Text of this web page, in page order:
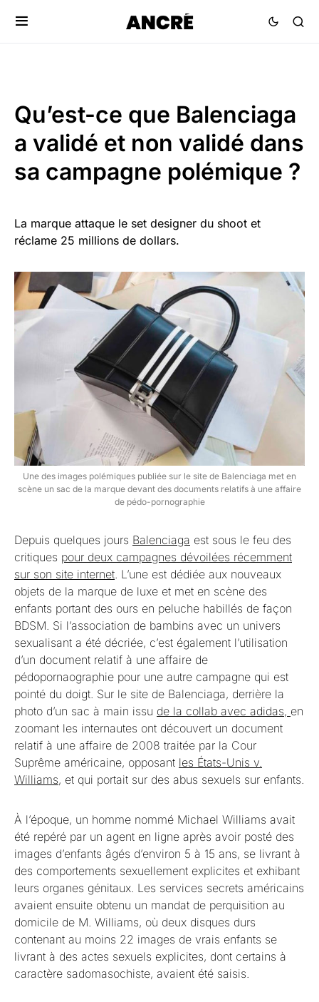
Qu’est-ce que Balenciaga
a validé et non validé dans
sa campagne polémique ?
La marque attaque le set designer du shoot et
réclame 25 millions de dollars.
Une des images polémiques publiée sur le site de Balenciaga met en
scène un sac de la marque devant des documents relatifs à une affaire
de pédo-pornographie
Depuis quelques jours Balenciaga est sous le feu des
critiques pour deux campagnes dévoilées récemment
sur son site internet. L’une est dédiée aux nouveaux
objets de la marque de luxe et met en scène des
enfants portant des ours en peluche habillés de façon
BDSM. Si l’association de bambins avec un univers
sexualisant a été décriée, c’est également l’utilisation
d’un document relatif à une affaire de
pédopornaographie pour une autre campagne qui est
pointé du doigt. Sur le site de Balenciaga, derrière la
photo d’un sac à main issu de la collab avec adidas, en
zoomant les internautes ont découvert un document
relatif à une affaire de 2008 traitée par la Cour
Suprême américaine, opposant les États-Unis v.
Williams, et qui portait sur des abus sexuels sur enfants.
À l’époque, un homme nommé Michael Williams avait
été repéré par un agent en ligne après avoir posté des
images d’enfants âgés d’environ 5 à 15 ans, se livrant à
des comportements sexuellement explicites et exhibant
leurs organes génitaux. Les services secrets américains
avaient ensuite obtenu un mandat de perquisition au
domicile de M. Williams, où deux disques durs
contenant au moins 22 images de vrais enfants se
livrant à des actes sexuels explicites, dont certains à
caractère sadomasochiste, avaient été saisis.